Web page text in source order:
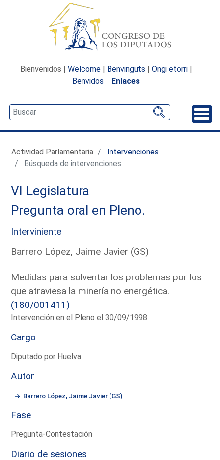
Bienvenidos | Welcome | Benvinguts | Ongi etorri |
Benvidos
Enlaces
Actividad Parlamentaria
Intervenciones
Búsqueda de intervenciones
VI Legislatura
Pregunta oral en Pleno.
Interviniente
Barrero López, Jaime Javier (GS)
Medidas para solventar los problemas por los
que atraviesa la minería no energética.
(180/001411)
Intervención en el Pleno el 30/09/1998
Cargo
Diputado por Huelva
Autor
Barrero López, Jaime Javier (GS)
Fase
Pregunta-Contestación
Diario de sesiones